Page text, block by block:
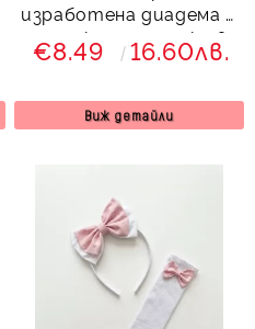
изработена диадема и
чорапки с панделки в
жълто
€8.49 16.60лв.
Виж детайли